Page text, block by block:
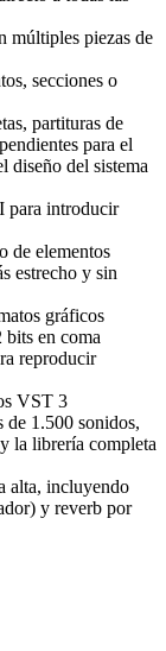
múltiples piezas de
secciones o
partituras de
para el
diseño del sistema
para introducir
de elementos
estrecho y sin
gráficos
bits en coma
reproducir
VST 3
de 1.500 sonidos,
la librería completa
alta, incluyendo
y reverb por